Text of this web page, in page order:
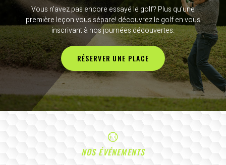
Vous n’avez pas encore essayé le golf? Plus qu’une
première leçon vous sépare! découvrez le golf en vous
inscrivant à nos journées découvertes.
RÉSERVER UNE PLACE
NOS ÉVÉNEMENTS